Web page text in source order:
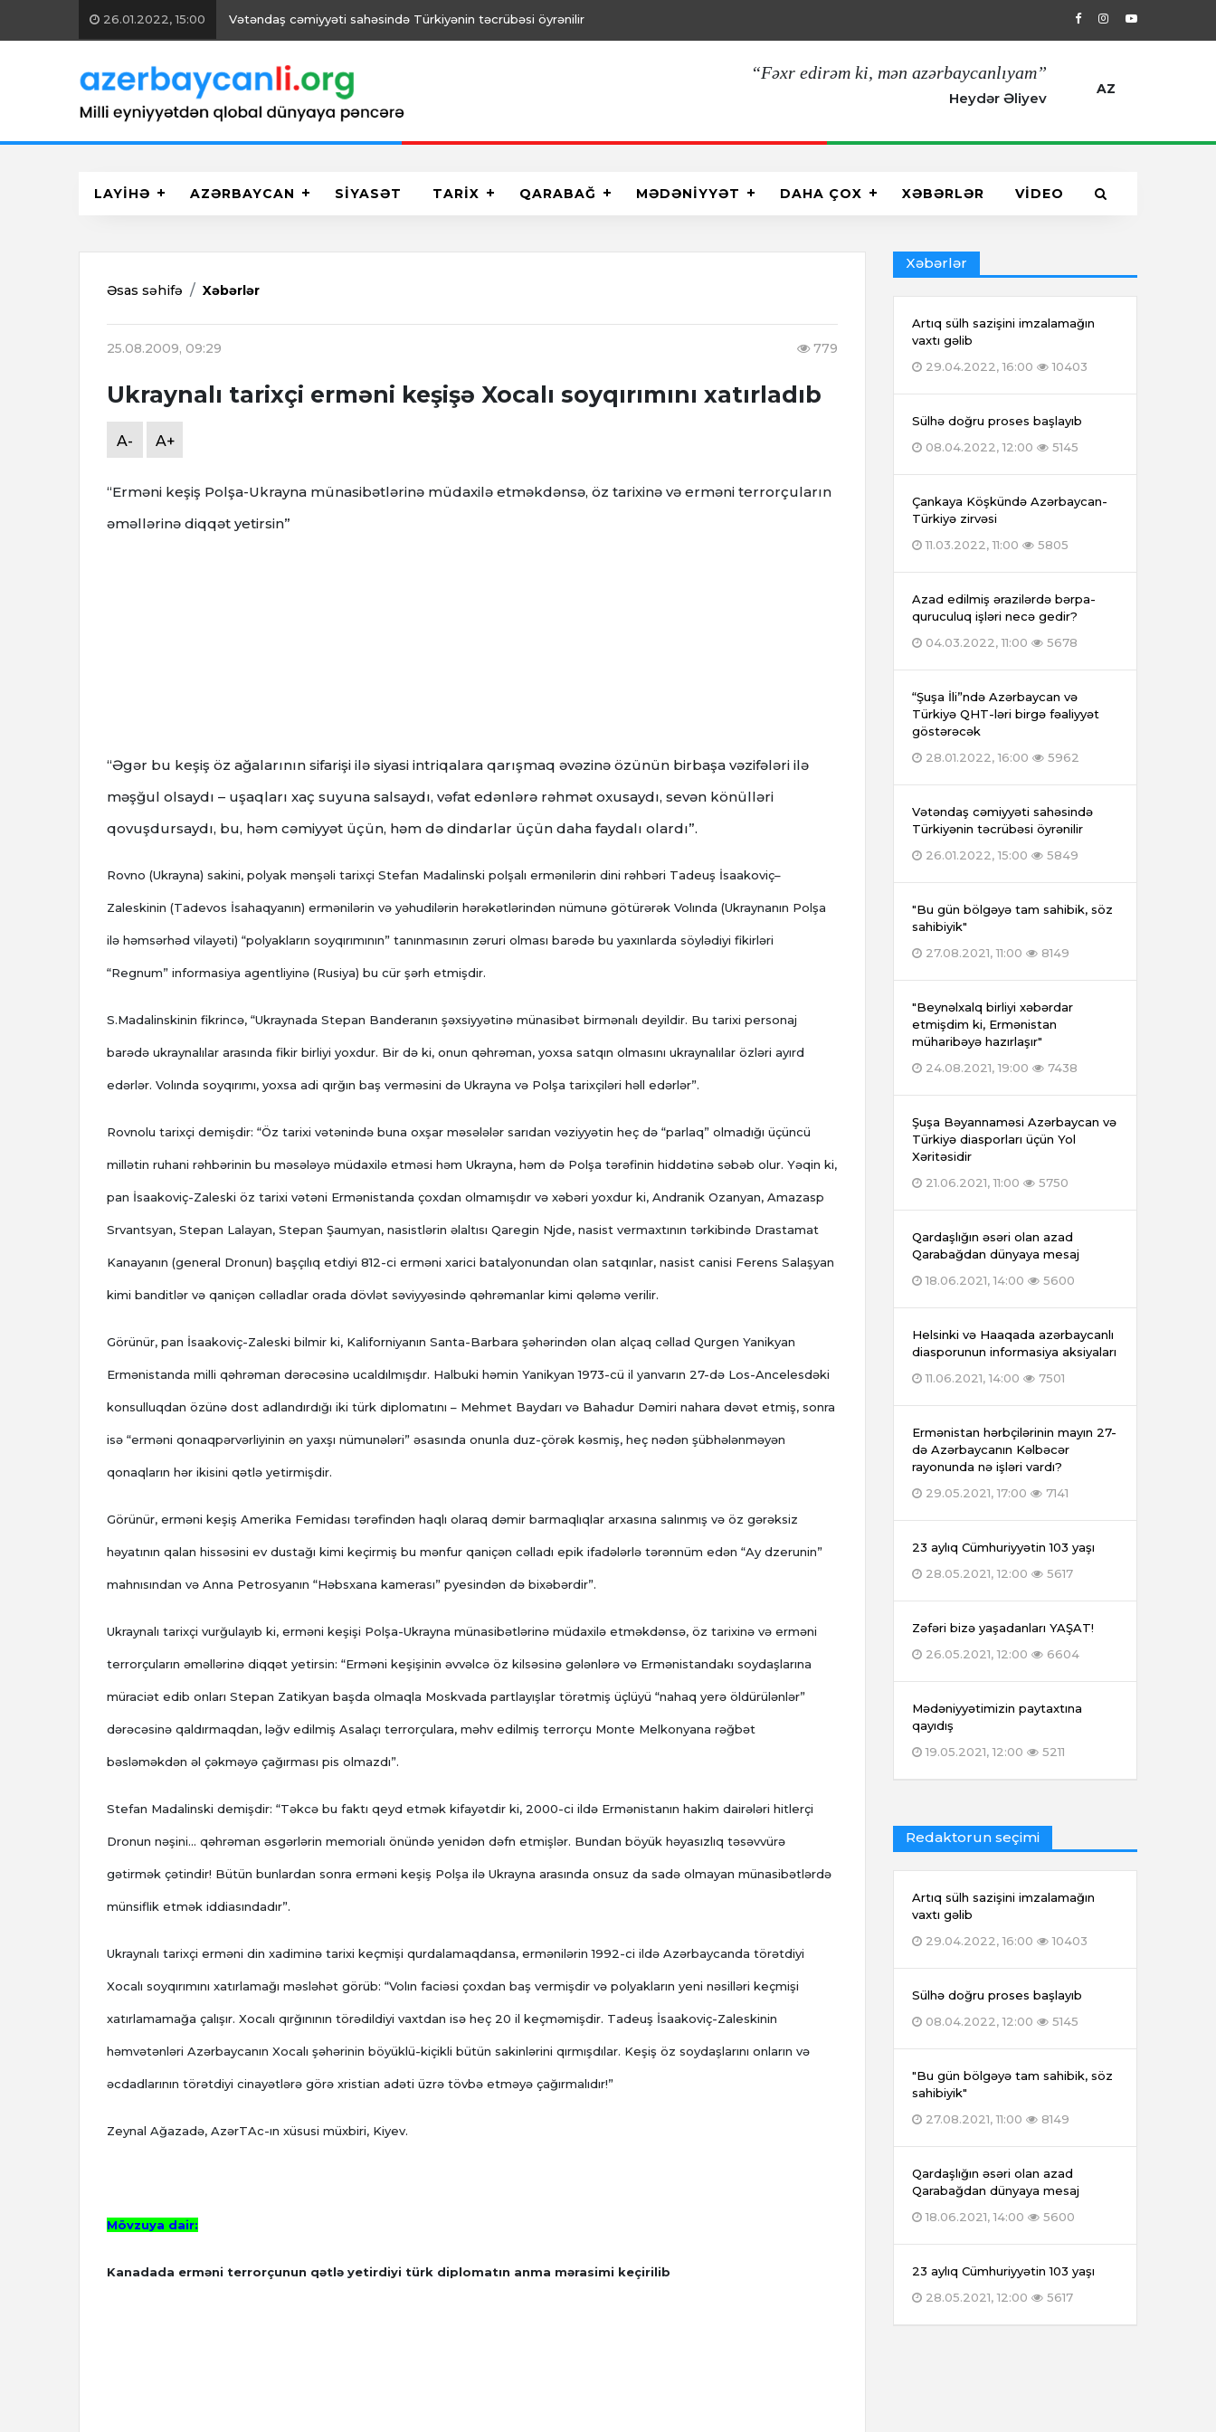
26.01.2022, 15:00 Vətəndaş cəmiyyəti sahəsində Türkiyənin təcrübəsi öyrənilir 29.04.2022, 16:00 Artıq sülh
“Fəxr edirəm ki, mən azərbaycanlıyam”
Heydər Əliyev
AZ
LAYİHƏ AZƏRBAYCAN SİYASƏT TARİX QARABAĞ MƏDƏNİYYƏT DAHA ÇOX XƏBƏRLƏR VİDEO
Əsas səhifə Xəbərlər
25.08.2009, 09:29 779
Ukraynalı tarixçi erməni keşişə Xocalı soyqırımını xatırladıb
A- A+
“Erməni keşiş Polşa-Ukrayna münasibətlərinə müdaxilə etməkdənsə, öz tarixinə və erməni terrorçuların
əməllərinə diqqət yetirsin”
“Əgər bu keşiş öz ağalarının sifarişi ilə siyasi intriqalara qarışmaq əvəzinə özünün birbaşa vəzifələri ilə
məşğul olsaydı – uşaqları xaç suyuna salsaydı, vəfat edənlərə rəhmət oxusaydı, sevən könülləri
qovuşdursaydı, bu, həm cəmiyyət üçün, həm də dindarlar üçün daha faydalı olardı”.
Rovno (Ukrayna) sakini, polyak mənşəli tarixçi Stefan Madalinski polşalı ermənilərin dini rəhbəri Tadeuş İsaakoviç–
Zaleskinin (Tadevos İsahaqyanın) ermənilərin və yəhudilərin hərəkətlərindən nümunə götürərək Volında (Ukraynanın Polşa
ilə həmsərhəd vilayəti) “polyakların soyqırımının” tanınmasının zəruri olması barədə bu yaxınlarda söylədiyi fikirləri
“Regnum” informasiya agentliyinə (Rusiya) bu cür şərh etmişdir.
S.Madalinskinin fikrincə, “Ukraynada Stepan Banderanın şəxsiyyətinə münasibət birmənalı deyildir. Bu tarixi personaj
barədə ukraynalılar arasında fikir birliyi yoxdur. Bir də ki, onun qəhrəman, yoxsa satqın olmasını ukraynalılar özləri ayırd
edərlər. Volında soyqırımı, yoxsa adi qırğın baş verməsini də Ukrayna və Polşa tarixçiləri həll edərlər”.
Rovnolu tarixçi demişdir: “Öz tarixi vətənində buna oxşar məsələlər sarıdan vəziyyətin heç də “parlaq” olmadığı üçüncü
millətin ruhani rəhbərinin bu məsələyə müdaxilə etməsi həm Ukrayna, həm də Polşa tərəfinin hiddətinə səbəb olur. Yəqin ki,
pan İsaakoviç-Zaleski öz tarixi vətəni Ermənistanda çoxdan olmamışdır və xəbəri yoxdur ki, Andranik Ozanyan, Amazasp
Srvantsyan, Stepan Lalayan, Stepan Şaumyan, nasistlərin əlaltısı Qaregin Njde, nasist vermaxtının tərkibində Drastamat
Kanayanın (general Dronun) başçılıq etdiyi 812-ci erməni xarici batalyonundan olan satqınlar, nasist canisi Ferens Salaşyan
kimi banditlər və qaniçən cəlladlar orada dövlət səviyyəsində qəhrəmanlar kimi qələmə verilir.
Görünür, pan İsaakoviç-Zaleski bilmir ki, Kaliforniyanın Santa-Barbara şəhərindən olan alçaq cəllad Qurgen Yanikyan
Ermənistanda milli qəhrəman dərəcəsinə ucaldılmışdır. Halbuki həmin Yanikyan 1973-cü il yanvarın 27-də Los-Ancelesdəki
konsulluqdan özünə dost adlandırdığı iki türk diplomatını – Mehmet Baydarı və Bahadur Dəmiri nahara dəvət etmiş, sonra
isə “erməni qonaqpərvərliyinin ən yaxşı nümunələri” əsasında onunla duz-çörək kəsmiş, heç nədən şübhələnməyən
qonaqların hər ikisini qətlə yetirmişdir.
Görünür, erməni keşiş Amerika Femidası tərəfindən haqlı olaraq dəmir barmaqlıqlar arxasına salınmış və öz gərəksiz
həyatının qalan hissəsini ev dustağı kimi keçirmiş bu mənfur qaniçən cəlladı epik ifadələrlə tərənnüm edən “Ay dzerunin”
mahnısından və Anna Petrosyanın “Həbsxana kamerası” pyesindən də bixəbərdir”.
Ukraynalı tarixçi vurğulayıb ki, erməni keşişi Polşa-Ukrayna münasibətlərinə müdaxilə etməkdənsə, öz tarixinə və erməni
terrorçuların əməllərinə diqqət yetirsin: “Erməni keşişinin əvvəlcə öz kilsəsinə gələnlərə və Ermənistandakı soydaşlarına
müraciət edib onları Stepan Zatikyan başda olmaqla Moskvada partlayışlar törətmiş üçlüyü “nahaq yerə öldürülənlər”
dərəcəsinə qaldırmaqdan, ləğv edilmiş Asalaçı terrorçulara, məhv edilmiş terrorçu Monte Melkonyana rəğbət
bəsləməkdən əl çəkməyə çağırması pis olmazdı”.
Stefan Madalinski demişdir: “Təkcə bu faktı qeyd etmək kifayətdir ki, 2000-ci ildə Ermənistanın hakim dairələri hitlerçi
Dronun nəşini... qəhrəman əsgərlərin memorialı önündə yenidən dəfn etmişlər. Bundan böyük həyasızlıq təsəvvürə
gətirmək çətindir! Bütün bunlardan sonra erməni keşiş Polşa ilə Ukrayna arasında onsuz da sadə olmayan münasibətlərdə
münsiflik etmək iddiasındadır”.
Ukraynalı tarixçi erməni din xadiminə tarixi keçmişi qurdalamaqdansa, ermənilərin 1992-ci ildə Azərbaycanda törətdiyi
Xocalı soyqırımını xatırlamağı məsləhət görüb: “Volın faciəsi çoxdan baş vermişdir və polyakların yeni nəsilləri keçmişi
xatırlamamağa çalışır. Xocalı qırğınının törədildiyi vaxtdan isə heç 20 il keçməmişdir. Tadeuş İsaakoviç-Zaleskinin
həmvətənləri Azərbaycanın Xocalı şəhərinin böyüklü-kiçikli bütün sakinlərini qırmışdılar. Keşiş öz soydaşlarını onların və
əcdadlarının törətdiyi cinayətlərə görə xristian adəti üzrə tövbə etməyə çağırmalıdır!”
Zeynal Ağazadə, AzərTAc-ın xüsusi müxbiri, Kiyev.
Mövzuya dair:
Kanadada erməni terrorçunun qətlə yetirdiyi türk diplomatın anma mərasimi keçirilib
Xəbərlər
Artıq sülh sazişini imzalamağın
vaxtı gəlib
29.04.2022, 16:00
10403
Sülhə doğru proses başlayıb
08.04.2022, 12:00
5145
Çankaya Köşkündə Azərbaycan-
Türkiyə zirvəsi
11.03.2022, 11:00
5805
Azad edilmiş ərazilərdə bərpa-
quruculuq işləri necə gedir?
04.03.2022, 11:00
5678
“Şuşa İli”ndə Azərbaycan və
Türkiyə QHT-ləri birgə fəaliyyət
göstərəcək
28.01.2022, 16:00
5962
Vətəndaş cəmiyyəti sahəsində
Türkiyənin təcrübəsi öyrənilir
26.01.2022, 15:00
5849
"Bu gün bölgəyə tam sahibik, söz
sahibiyik"
27.08.2021, 11:00
8149
"Beynəlxalq birliyi xəbərdar
etmişdim ki, Ermənistan
müharibəyə hazırlaşır"
24.08.2021, 19:00
7438
Şuşa Bəyannaməsi Azərbaycan və
Türkiyə diasporları üçün Yol
Xəritəsidir
21.06.2021, 11:00
5750
Qardaşlığın əsəri olan azad
Qarabağdan dünyaya mesaj
18.06.2021, 14:00
5600
Helsinki və Haaqada azərbaycanlı
diasporunun informasiya aksiyaları
11.06.2021, 14:00
7501
Ermənistan hərbçilərinin mayın 27-
də Azərbaycanın Kəlbəcər
rayonunda nə işləri vardı?
29.05.2021, 17:00
7141
23 aylıq Cümhuriyyətin 103 yaşı
28.05.2021, 12:00
5617
Zəfəri bizə yaşadanları YAŞAT!
26.05.2021, 12:00
6604
Mədəniyyətimizin paytaxtına
qayıdış
19.05.2021, 12:00
5211
Redaktorun seçimi
Artıq sülh sazişini imzalamağın
vaxtı gəlib
29.04.2022, 16:00
10403
Sülhə doğru proses başlayıb
08.04.2022, 12:00
5145
"Bu gün bölgəyə tam sahibik, söz
sahibiyik"
27.08.2021, 11:00
8149
Qardaşlığın əsəri olan azad
Qarabağdan dünyaya mesaj
18.06.2021, 14:00
5600
23 aylıq Cümhuriyyətin 103 yaşı
28.05.2021, 12:00
5617